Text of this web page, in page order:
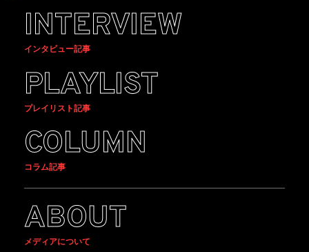
INTERVIEW
インタビュー記事
PLAYLIST
プレイリスト記事
COLUMN
コラム記事
ABOUT
メディアについて